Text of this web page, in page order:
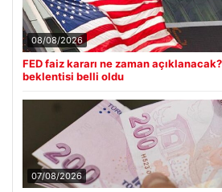
08/08/2026
FED faiz kararı ne zaman
beklentisi belli oldu
07/08/2026